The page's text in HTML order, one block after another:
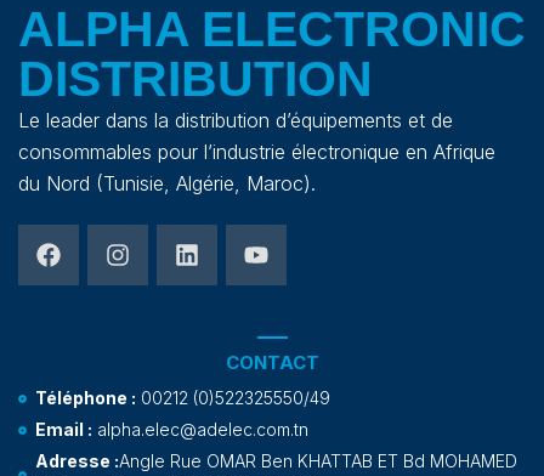
ALPHA ELECTRONIC
DISTRIBUTION
Le leader dans la distribution d’équipements et de
consommables pour l’industrie électronique en Afrique
du Nord (Tunisie, Algérie, Maroc).
CONTACT
Téléphone : 00212 (0)522325550/49
Email : alpha.elec@adelec.com.tn
Adresse :Angle Rue OMAR Ben KHATTAB ET Bd MOHAMED